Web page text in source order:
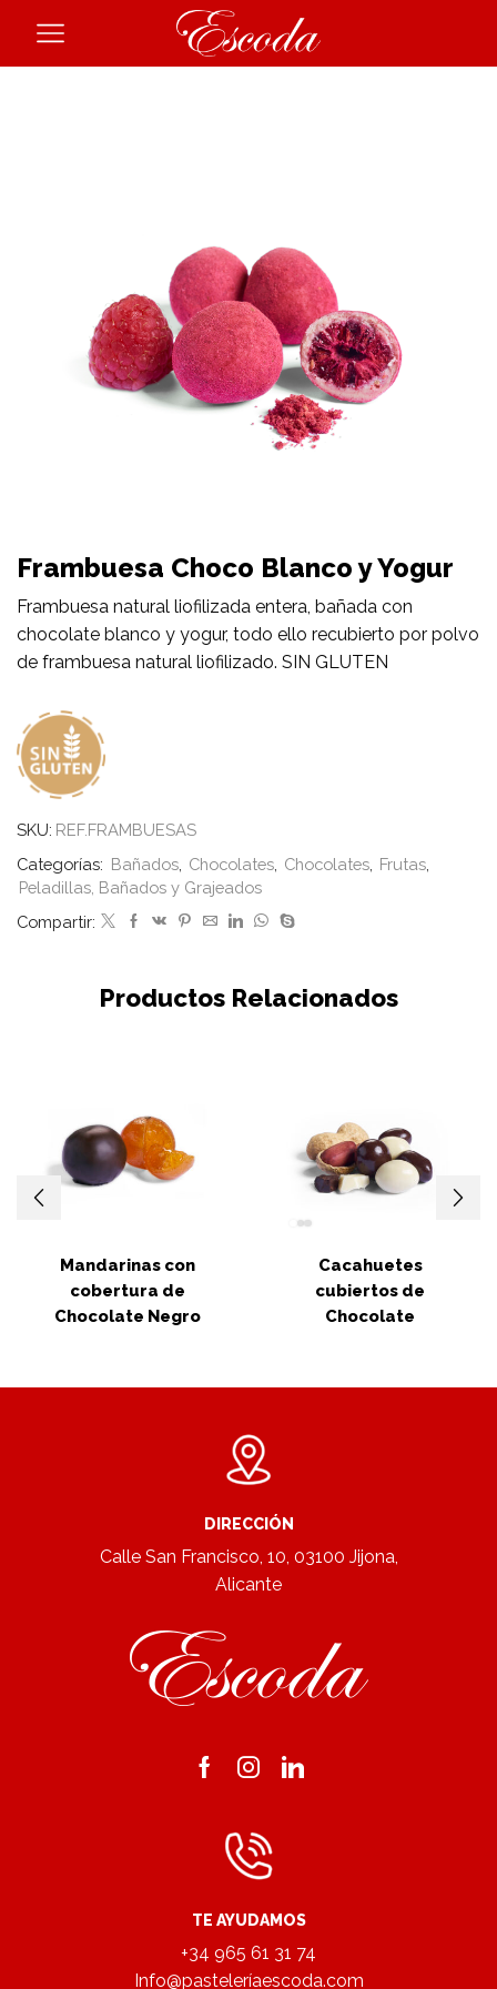
Frambuesa Choco Blanco y Yogur
Frambuesa natural liofilizada entera, bañada con
chocolate blanco y yogur, todo ello recubierto por polvo
de frambuesa natural liofilizado. SIN GLUTEN
SKU: REF.FRAMBUESAS
Categorías: Bañados Chocolates Chocolates Frutas
Peladillas, Bañados y Grajeados
Compartir:
Productos Relacionados
Mandarinas con
cobertura de
Chocolate Negro
Cacahuetes
cubiertos de
Chocolate
DIRECCIÓN
Calle San Francisco, 10, 03100 Jijona,
Alicante
Facebook
Instagram
Linkedin
TE AYUDAMOS
+34 965 61 31 74
Info@pasteleríaescoda.com